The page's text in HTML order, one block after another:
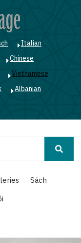
Italian
Chinese
Vietnamese
Albanian
Sách